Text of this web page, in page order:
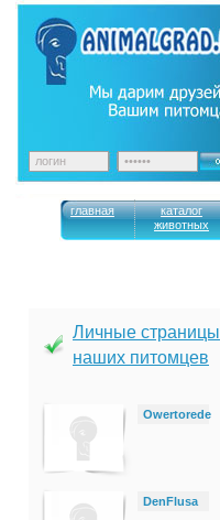
главная
каталог
животных
Личные страницы
наших питомцев
Owertorede
DenFlusa